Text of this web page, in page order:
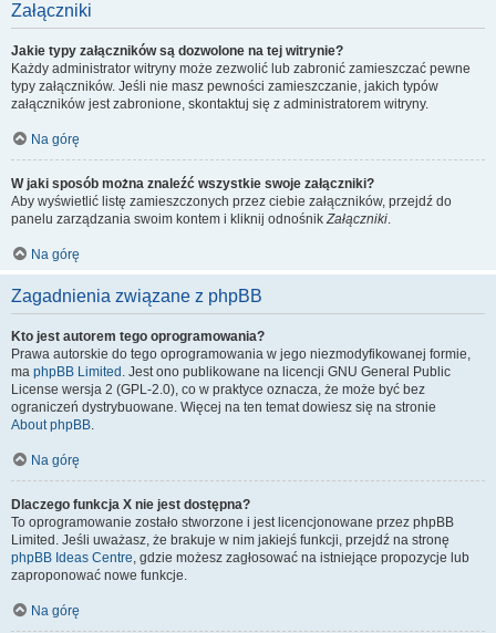
Załączniki
Jakie typy załączników są dozwolone na tej witrynie?
Każdy administrator witryny może zezwolić lub zabronić zamieszczać pewne
typy załączników. Jeśli nie masz pewności zamieszczanie, jakich typów
załączników jest zabronione, skontaktuj się z administratorem witryny.
Na górę
W jaki sposób można znaleźć wszystkie swoje załączniki?
Aby wyświetlić listę zamieszczonych przez ciebie załączników, przejdź do
panelu zarządzania swoim kontem i kliknij odnośnikZałączniki.
Na górę
Zagadnienia związane z phpBB
Kto jest autorem tego oprogramowania?
Prawa autorskie do tego oprogramowania w jego niezmodyfikowanej formie,
ma phpBB Limited . Jest ono publikowane na licencji GNU General Public
License wersja 2 (GPL-2.0), co w praktyce oznacza, że może być bez
ograniczeń dystrybuowane. Więcej na ten temat dowiesz się na stronie
About phpBB.
Na górę
Dlaczego funkcja X nie jest dostępna?
To oprogramowanie zostało stworzone i jest licencjonowane przez phpBB
Limited. Jeśli uważasz, że brakuje w nim jakiejś funkcji, przejdź na stronę
phpBB Ideas Centre, gdzie możesz zagłosować na istniejące propozycje lub
zaproponować nowe funkcje.
Na górę